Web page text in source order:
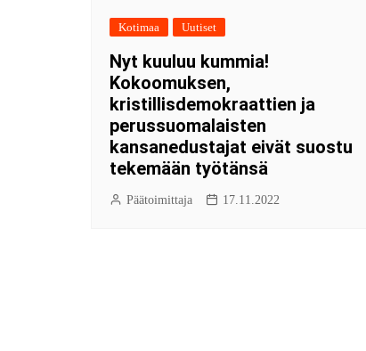
Kotimaa Uutiset
Nyt kuuluu kummia!
Kokoomuksen,
kristillisdemokraattien ja
perussuomalaisten
kansanedustajat eivät suostu
tekemään työtänsä
Päätoimittaja 17.11.2022